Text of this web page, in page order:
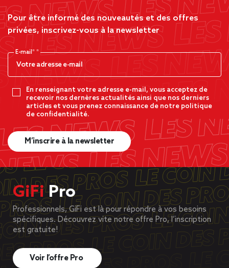
Pour être informé des nouveautés et des offres
privées, inscrivez-vous à la newsletter
E-mail*
En renseignant votre adresse e-mail, vous acceptez de
recevoir nos dernères actualités ainsi que nos derniers
articles et vous prenez connaissance de notre politique
de confidentialité.
M’inscrire à la newsletter
GiFiPro
Professionnels, GiFi est là pour répondre à vos besoins
spécifiques. Découvrez vite notre offre Pro, l’inscription
est gratuite!
Voir l’offre Pro